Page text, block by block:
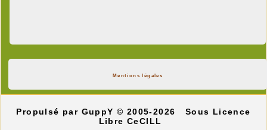
Mentions légales
Propulsé par GuppY© 2005-2026
Sous Licence
Libre CeCILL